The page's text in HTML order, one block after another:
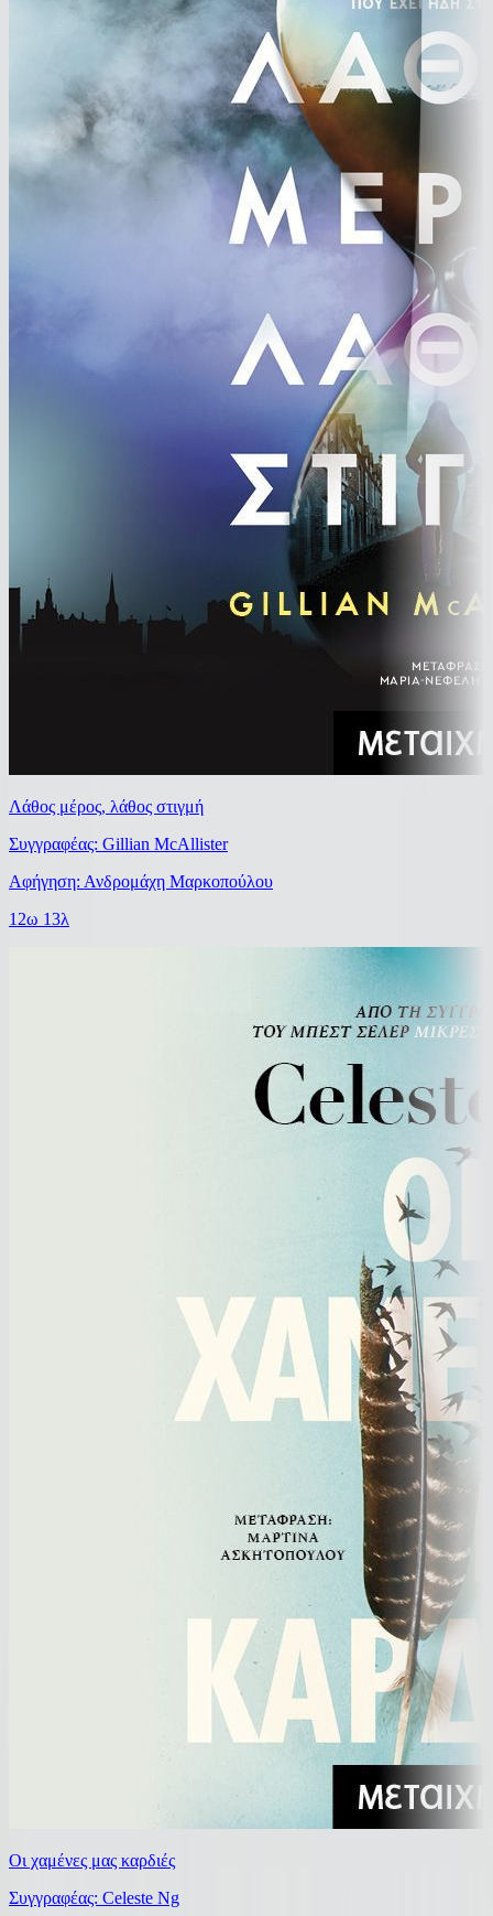
Λάθος μέρος, λάθος στιγμή
Συγγραφέας: Gillian McAllister
Αφήγηση: Ανδρομάχη Μαρκοπούλου
12ω 13λ
Οι χαμένες μας καρδιές
Συγγραφέας: Celeste Ng